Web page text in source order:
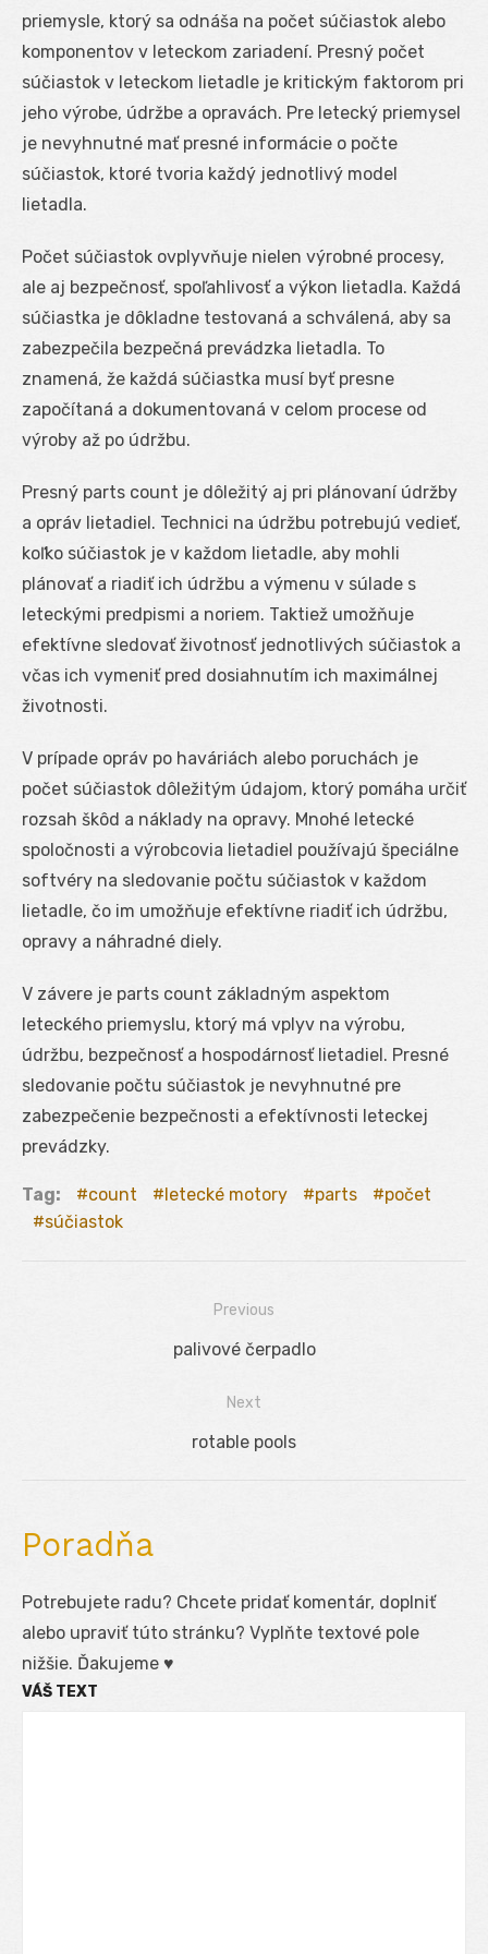
priemysle, ktorý sa odnáša na počet súčiastok alebo
komponentov v leteckom zariadení. Presný počet
súčiastok v leteckom lietadle je kritickým faktorom pri
jeho výrobe, údržbe a opravách. Pre letecký priemysel
je nevyhnutné mať presné informácie o počte
súčiastok, ktoré tvoria každý jednotlivý model
lietadla.
Počet súčiastok ovplyvňuje nielen výrobné procesy,
ale aj bezpečnosť, spoľahlivosť a výkon lietadla. Každá
súčiastka je dôkladne testovaná a schválená, aby sa
zabezpečila bezpečná prevádzka lietadla. To
znamená, že každá súčiastka musí byť presne
započítaná a dokumentovaná v celom procese od
výroby až po údržbu.
Presný parts count je dôležitý aj pri plánovaní údržby
a opráv lietadiel. Technici na údržbu potrebujú vedieť,
koľko súčiastok je v každom lietadle, aby mohli
plánovať a riadiť ich údržbu a výmenu v súlade s
leteckými predpismi a noriem. Taktiež umožňuje
efektívne sledovať životnosť jednotlivých súčiastok a
včas ich vymeniť pred dosiahnutím ich maximálnej
životnosti.
V prípade opráv po haváriách alebo poruchách je
počet súčiastok dôležitým údajom, ktorý pomáha určiť
rozsah škôd a náklady na opravy. Mnohé letecké
spoločnosti a výrobcovia lietadiel používajú špeciálne
softvéry na sledovanie počtu súčiastok v každom
lietadle, čo im umožňuje efektívne riadiť ich údržbu,
opravy a náhradné diely.
V závere je parts count základným aspektom
leteckého priemyslu, ktorý má vplyv na výrobu,
údržbu, bezpečnosť a hospodárnosť lietadiel. Presné
sledovanie počtu súčiastok je nevyhnutné pre
zabezpečenie bezpečnosti a efektívnosti leteckej
prevádzky.
Tag: count letecké motory parts
počet
súčiastok
Previous
Previous
palivové čerpadlo
Next
Next
rotable pools
Poradňa
Potrebujete radu? Chcete pridať komentár, doplniť
alebo upraviť túto stránku? Vyplňte textové pole
nižšie. Ďakujeme ♥
VÁŠ TEXT